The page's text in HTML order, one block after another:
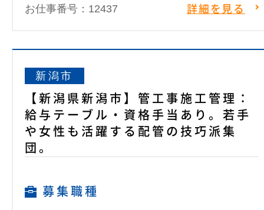
お仕事番号：12437 詳細を見る
新潟市
【新潟県新潟市】管工事施工管理：
給与テーブル・資格手当あり。若手
や女性も活躍する配管の技巧派集
団。
募集職種